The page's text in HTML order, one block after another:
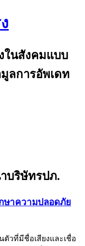
ในสังคมแบบ
ลการอัพเดท
บริษัทรปภ.
ษาความปลอดภัย
วที่มีชื่อเสียงและเชื่อ